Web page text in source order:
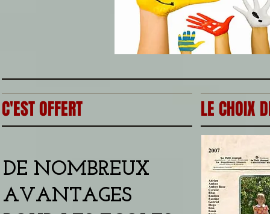
C'EST OFFERT
DE NOMBREUX
AVANTAGES
LE CHOIX